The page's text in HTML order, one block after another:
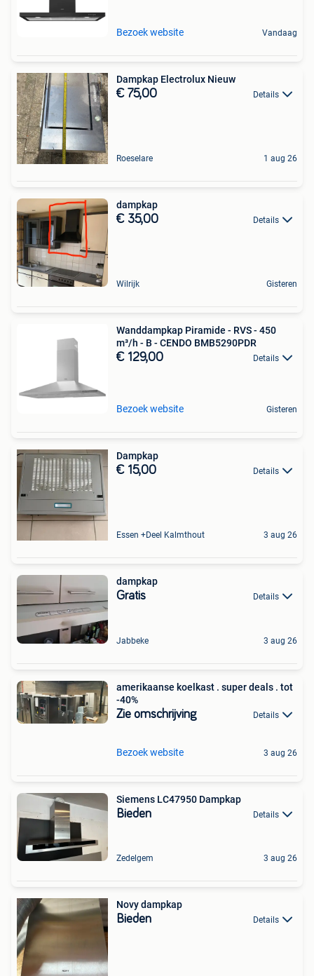
Bezoek website Vandaag
Dampkap Electrolux Nieuw
€ 75,00 Details
Roeselare 1 aug 26
dampkap
€ 35,00 Details
Wilrijk Gisteren
Wanddampkap Piramide - RVS - 450
m³/h - B - CENDO BMB5290PDR
€ 129,00 Details
Bezoek website Gisteren
Dampkap
€ 15,00 Details
Essen +Deel Kalmthout 3 aug 26
dampkap
Gratis Details
Jabbeke 3 aug 26
amerikaanse koelkast . super deals . tot
-40%
Zie omschrijving Details
Bezoek website 3 aug 26
Siemens LC47950 Dampkap
Bieden Details
Zedelgem 3 aug 26
Novy dampkap
Bieden Details